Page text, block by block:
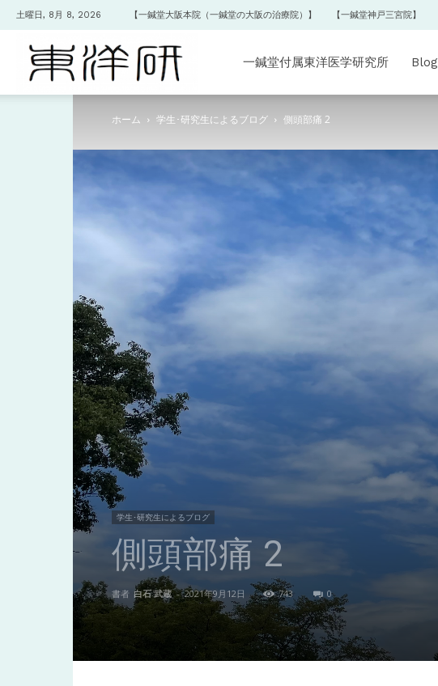
土曜日, 8月 8, 2026 【一鍼堂大阪本院（一鍼堂の大阪の治療院）】 【一鍼堂神戸三宮院】
鍼
医
一鍼堂付属東洋医学研究所 Blog
ホーム 学生･研究生によるブログ 側頭部痛 2
学生･研究生によるブログ
側頭部痛 2
書者 白石 武蔵 - 2021年9月12日 743 0